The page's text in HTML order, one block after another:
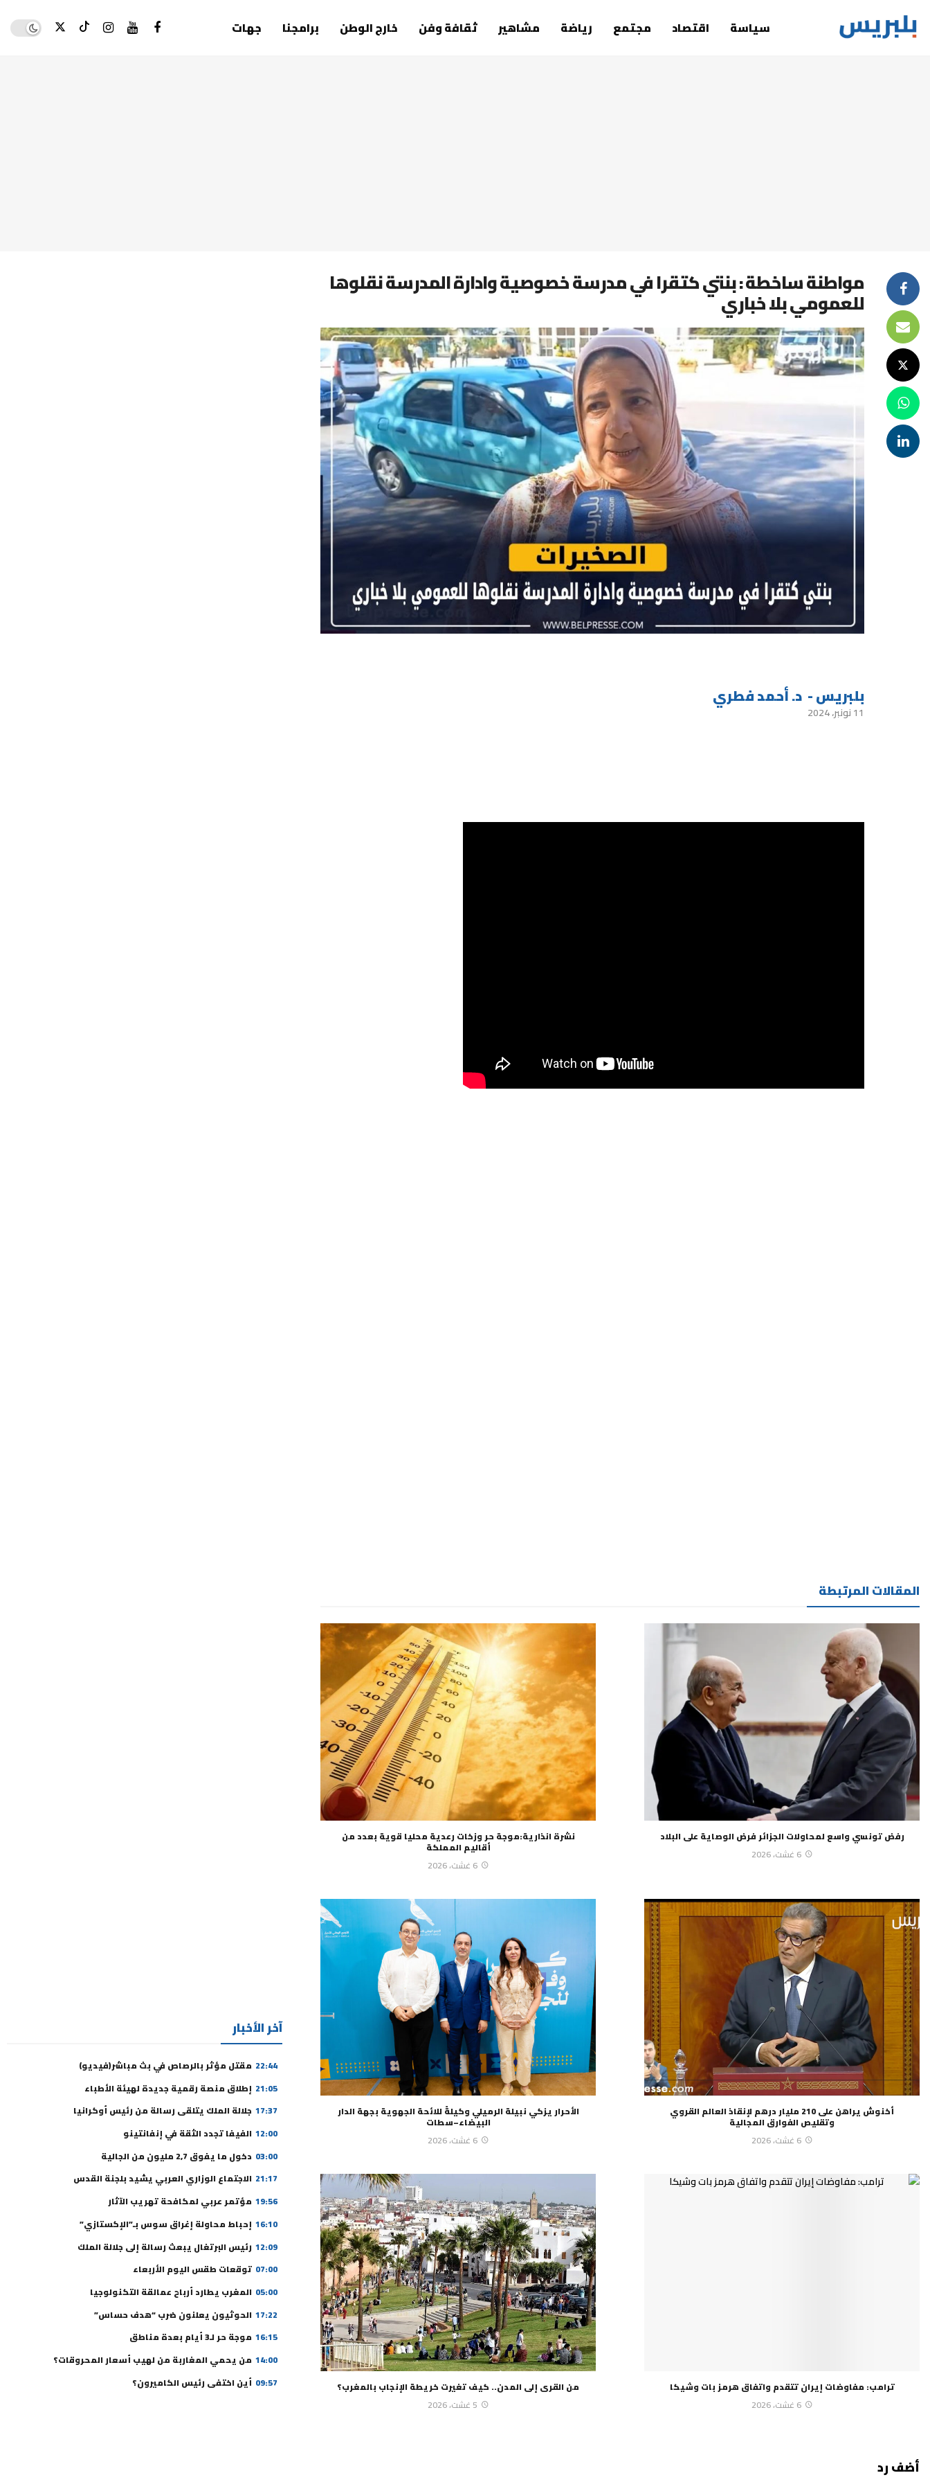
سياسة اقتصاد مجتمع رياضة مشاهير ثقافة وفن خارج الوطن برامجنا جهات mode
مواطنة ساخطة : بنتي كتقرا في مدرسة خصوصية وادارة المدرسة نقلوها
للعمومي بلا خباري
بلبريس - د. أحمد فطري
11 نونبر، 2024
المقالات المرتبطة
رفض تونسي واسع لمحاولات الجزائر فرض الوصاية على البلاد
6 غشت، 2026
نشرة انذارية:موجة حر وزخات رعدية محليا قوية بعدد من
أقاليم المملكة
6 غشت، 2026
أخنوش يراهن على 210 مليار درهم لإنقاذ العالم القروي
وتقليص الفوارق المجالية
6 غشت، 2026
الأحرار يزكي نبيلة الرميلي وكيلةً للائحة الجهوية بجهة الدار
البيضاء–سطات
6 غشت، 2026
ترامب: مفاوضات إيران تتقدم واتفاق هرمز بات وشيكا
6 غشت، 2026
من القرى إلى المدن.. كيف تغيرت خريطة الإنجاب بالمغرب؟
5 غشت، 2026
أضف رد
آخر الأخبار
22:44 مقتل مؤثر بالرصاص في بث مباشر(فيديو)
21:05 إطلاق منصة رقمية جديدة لهيئة الأطباء
17:37 جلالة الملك يتلقى رسالة من رئيس أوكرانيا
12:00 الفيفا تجدد الثقة في إنفانتينو
03:00 دخول ما يفوق 2,7 مليون من الجالية
21:17 الاجتماع الوزاري العربي يشيد بلجنة القدس
19:56 مؤتمر عربي لمكافحة تهريب الآثار
16:10 إحباط محاولة إغراق سوس بـ”الإكستازي”
12:09 رئيس البرتغال يبعث رسالة إلى جلالة الملك
07:00 توقعات طقس اليوم الأربعاء
05:00 المغرب يطارد أرباح عمالقة التكنولوجيا
17:22 الحوثيون يعلنون ضرب “هدف حساس”
16:15 موجة حر لـ3 أيام بعدة مناطق
14:00 من يحمي المغاربة من لهيب أسعار المحروقات؟
09:57 أين اختفى رئيس الكاميرون؟